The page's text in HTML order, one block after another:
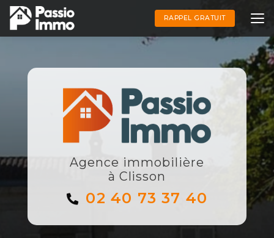
Aller
au
contenu
principal
RAPPEL GRATUIT
Agence immobilière
à Clisson
02 40 73 37 40